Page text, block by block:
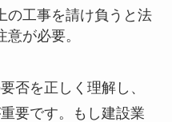
の工事を請け負うと法
が必要。
否を正しく理解し、
要です。もし建設業